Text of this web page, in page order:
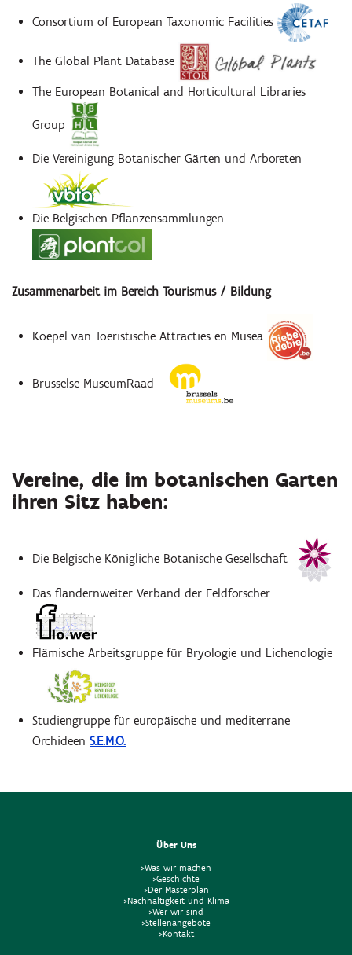
Consortium of European Taxonomic Facilities
The Global Plant Database
The European Botanical and Horticultural Libraries
Group
Die Vereinigung Botanischer Gärten und Arboreten
Die Belgischen Pflanzensammlungen
Zusammenarbeit im Bereich Tourismus / Bildung
Koepel van Toeristische Attracties en Musea
Brusselse MuseumRaad
Vereine, die im botanischen Garten
ihren Sitz haben:
Die Belgische Königliche Botanische Gesellschaft
Das flandernweiter Verband der Feldforscher
Flämische Arbeitsgruppe für Bryologie und Lichenologie
Studiengruppe für europäische und mediterrane
OrchideenS.E.M.O.
Über Uns
>Was wir machen
>Geschichte
>Der Masterplan
>Nachhaltigkeit und Klima
>Wer wir sind
>Stellenangebote
>Kontakt